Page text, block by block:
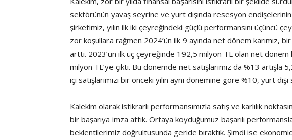
sektörünün yavaş seyrine ve yurt dışında resesyon endişelerinin
şirketimiz, yılın ilk iki çeyreğindeki güçlü performansını üçüncü
zor koşullara rağmen 2024’ün ilk 9 ayında net dönem karımız,
arttı. 2023’ün ilk üç çeyreğinde 192,5 milyon TL olan net dönem
milyon TL’ye çıktı. Bu dönemde net satışlarımız da %13 artışla
içi satışlarımızı bir önceki yılın aynı dönemine göre %10, yurt dışı
Kalekim olarak istikrarlı performansımızla satış ve karlılık
bir başarıya imza attık. Ortaya koyduğumuz başarılı
beklentilerimiz doğrultusunda geride bıraktık. Şimdi ise